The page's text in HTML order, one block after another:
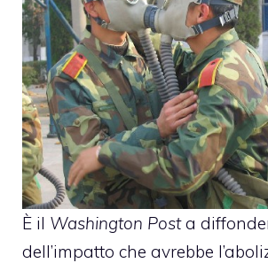
È il Washington Posta
dell’impatto che avrebbe